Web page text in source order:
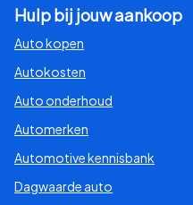
Hulp bij jouw aankoop
Auto kopen
Autokosten
Auto onderhoud
Automerken
Automotive kennisbank
Dagwaarde auto